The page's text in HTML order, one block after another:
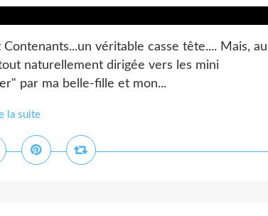
véritable casse tête.... Mais, au
naturellement dirigée vers les mini
par ma belle-fille et mon...
la suite